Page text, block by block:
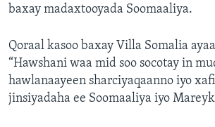
baxay madaxtooyada Soomaaliya.
Qoraal kasoo baxay Villa Somalia
“Hawshani waa mid soo socotay in
hawlanaayeen sharciyaqaanno iyo
jinsiyadaha ee Soomaaliya iyo